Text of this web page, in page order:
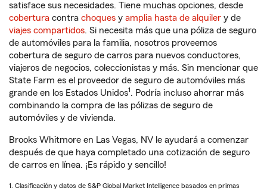
satisface sus necesidades. Tiene muchas opciones, desde
cobertura contra choques y amplia hasta de alquiler y de
viajes compartidos. Si necesita más que una póliza de seguro
de automóviles para la familia, nosotros proveemos
cobertura de seguro de carros para nuevos conductores,
viajeros de negocios, coleccionistas y más. Sin mencionar que
State Farm es el proveedor de seguro de automóviles más
grande en los Estados Unidos1. Podría incluso ahorrar más
combinando la compra de las pólizas de seguro de
automóviles y de vivienda.
Brooks Whitmore en Las Vegas, NV le ayudará a comenzar
después de que haya completado una cotización de seguro
de carros en línea. ¡Es rápido y sencillo!
1. Clasificación y datos de S&P Global Market Intelligence basados en primas